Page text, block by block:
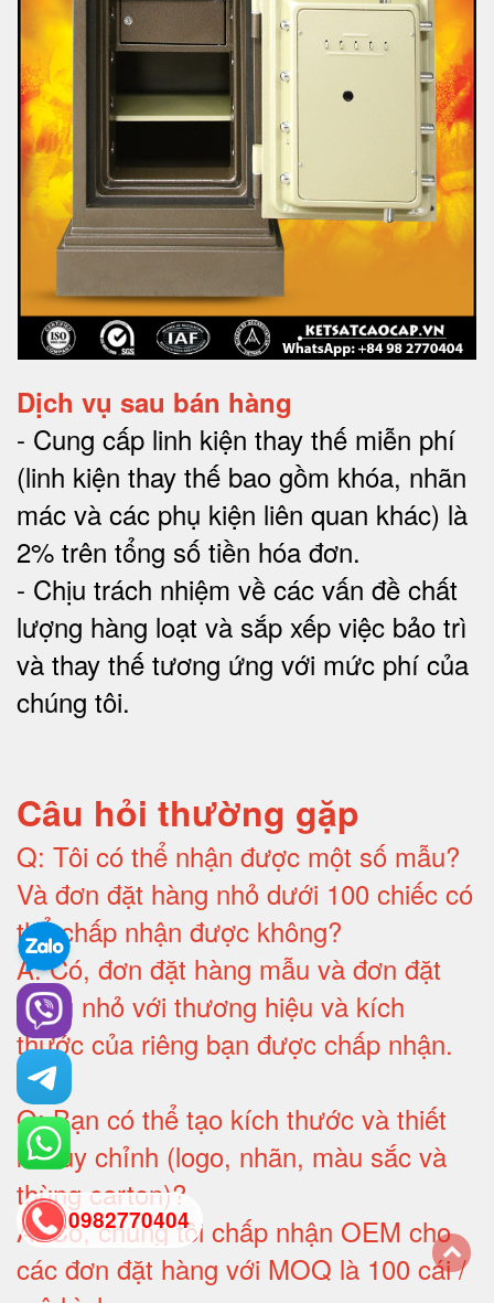
Dịch vụ sau bán hàng
- Cung cấp linh kiện thay thế miễn phí
(linh kiện thay thế bao gồm khóa, nhãn
mác và các phụ kiện liên quan khác) là
2% trên tổng số tiền hóa đơn.
- Chịu trách nhiệm về các vấn đề chất
lượng hàng loạt và sắp xếp việc bảo trì
và thay thế tương ứng với mức phí của
chúng tôi.
Câu hỏi thường gặp
Q: Tôi có thể nhận được một số mẫu?
Và đơn đặt hàng nhỏ dưới 100 chiếc có
thể chấp nhận được không?
A:Có, đơn đặt hàng mẫu và đơn đặt
hàng nhỏ với thương hiệu và kích
thước của riêng bạn được chấp nhận.
Q:Bạn có thể tạo kích thước và thiết
kế tùy chỉnh (logo, nhãn, màu sắc và
thùng carton)?
A:Có, chúng tôi chấp nhận OEM cho
các đơn đặt hàng với MOQ là 100 cái /
0982770404